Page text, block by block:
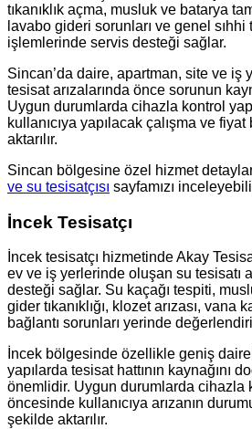
tıkanıklık açma, musluk ve batarya
lavabo gideri sorunları ve genel sıhhi
işlemlerinde servis desteği sağlar.
Sincan’da daire, apartman, site ve iş
tesisat arızalarında önce sorunun
Uygun durumlarda cihazla kontrol
kullanıcıya yapılacak çalışma ve
aktarılır.
Sincan bölgesine özel hizmet
ve su tesisatçısı sayfamızı
İncek Tesisatçı
İncek tesisatçı hizmetinde Akay
ev ve iş yerlerinde oluşan su tesisatı
desteği sağlar. Su kaçağı tespiti,
gider tıkanıklığı, klozet arızası, vana
bağlantı sorunları yerinde
İncek bölgesinde özellikle geniş
yapılarda tesisat hattının kaynağını
önemlidir. Uygun durumlarda cihazla
öncesinde kullanıcıya arızanın
şekilde aktarılır.